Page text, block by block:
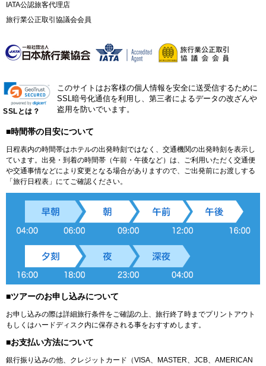
IATA公認旅客代理店
旅行業公正取引協議会会員
SSLとは？
このサイトはお客様の個人情報を安全に送受信するために
SSL暗号化通信を利用し、第三者によるデータの改ざんや
盗用を防いでいます。
■時間帯の目安について
日程表内の時間帯はホテルの出発時刻ではなく、交通機関の出発時刻を表示し
ています。出発・到着の時間帯（午前・午後など）は、ご利用いただく交通便
や交通事情などにより変更となる場合がありますので、ご出発前にお渡しする
「旅行日程表」にてご確認ください。
■ツアーのお申し込みについて
お申し込みの際は詳細旅行条件をご確認の上、旅行終了時までプリントアウト
もしくはハードディスク内に保存される事をおすすめします。
■お支払い方法について
銀行振り込みの他、クレジットカード（VISA、MASTER、JCB、AMERICAN